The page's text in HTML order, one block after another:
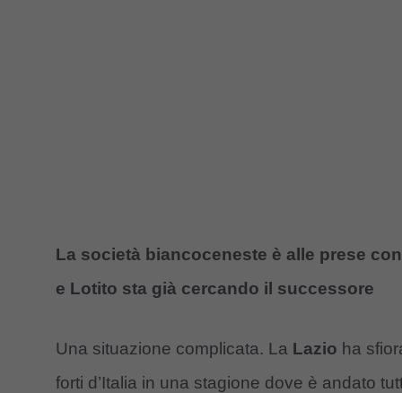
La società biancoceneste è alle prese
e Lotito sta già cercando il successore
Una situazione complicata. La Lazio ha
forti d’Italia in una stagione dove è andato